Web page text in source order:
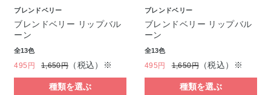
ブレンドベリー
ブレンドベリー リップバル
ーン
全13色
495円 1,650円（税込）※
種類を選ぶ
ブレンドベリー
ブレンドベリー リップバル
ーン
全13色
495円 1,650円（税込）※
種類を選ぶ